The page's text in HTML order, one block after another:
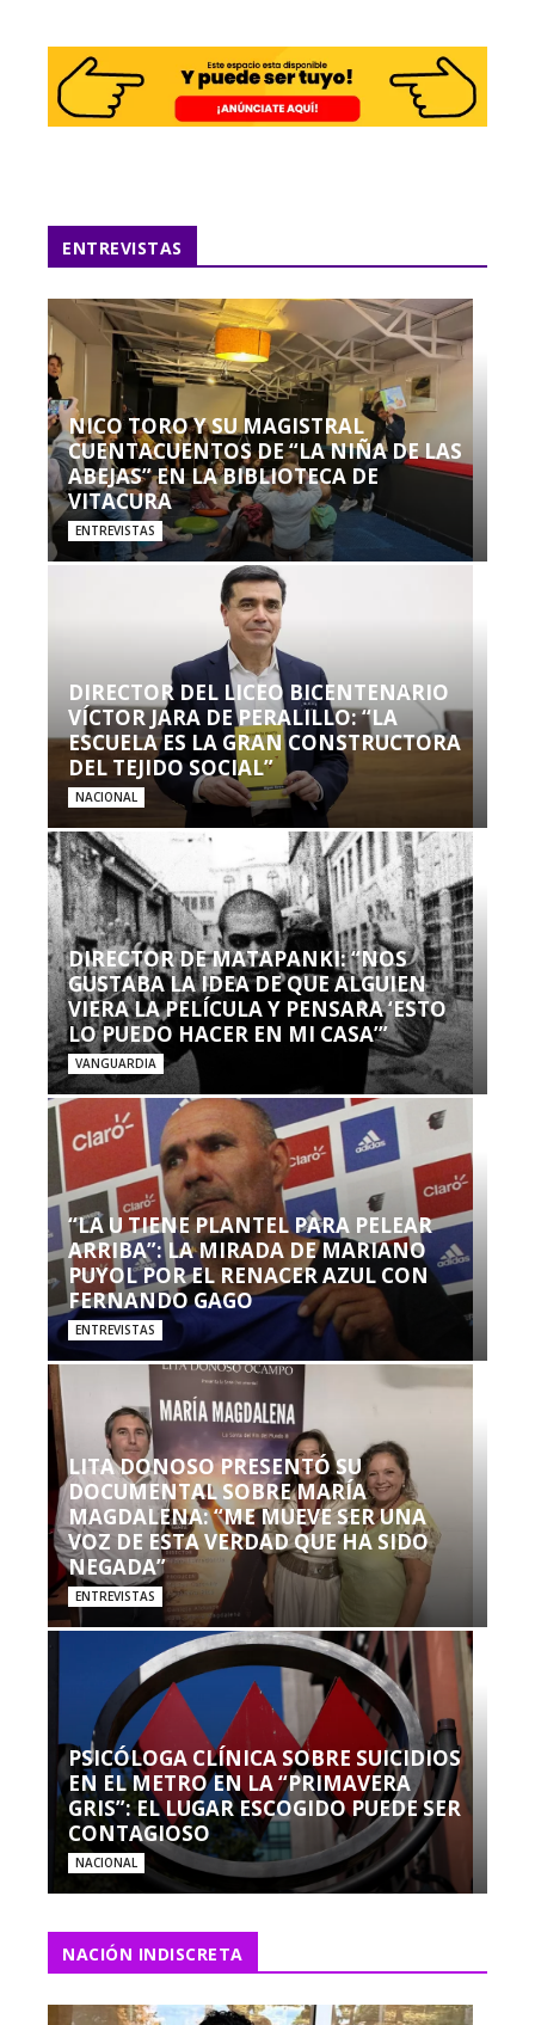
ENTREVISTAS
NICO TORO Y SU MAGISTRAL
CUENTACUENTOS DE “LA NIÑA DE LAS
ABEJAS” EN LA BIBLIOTECA DE
VITACURA
ENTREVISTAS
DIRECTOR DEL LICEO BICENTENARIO
VÍCTOR JARA DE PERALILLO: “LA
ESCUELA ES LA GRAN CONSTRUCTORA
DEL TEJIDO SOCIAL”
NACIONAL
DIRECTOR DE MATAPANKI: “NOS
GUSTABA LA IDEA DE QUE ALGUIEN
VIERA LA PELÍCULA Y PENSARA ‘ESTO
LO PUEDO HACER EN MI CASA’”
VANGUARDIA
“LA U TIENE PLANTEL PARA PELEAR
ARRIBA”: LA MIRADA DE MARIANO
PUYOL POR EL RENACER AZUL CON
FERNANDO GAGO
ENTREVISTAS
LITA DONOSO PRESENTÓ SU
DOCUMENTAL SOBRE MARÍA
MAGDALENA: “ME MUEVE SER UNA
VOZ DE ESTA VERDAD QUE HA SIDO
NEGADA”
ENTREVISTAS
PSICÓLOGA CLÍNICA SOBRE SUICIDIOS
EN EL METRO EN LA “PRIMAVERA
GRIS”: EL LUGAR ESCOGIDO PUEDE SER
CONTAGIOSO
NACIONAL
NACIÓN INDISCRETA